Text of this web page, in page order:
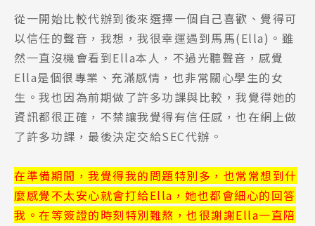
從一開始比較代辦到後來選擇一個自己喜歡、覺得可
以信任的聲音，我想，我很幸運遇到馬馬(Ella)。雖
然一直沒機會看到Ella本人，不過光聽聲音，感覺
Ella是個很專業、充滿感情，也非常關心學生的女
生。我也因為前期做了許多功課與比較，我覺得她的
資訊都很正確，不禁讓我覺得有信任感，也在網上做
了許多功課，最後決定交給SEC代辦。
在準備期間，我覺得我的問題特別多，也常常想到什
麼感覺不太安心就會打給Ella，她也都會細心的回答
我。在等簽證的時刻特別難熬，也很謝謝Ella一直陪